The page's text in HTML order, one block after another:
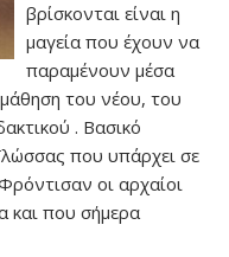
βρίσκονται είναι η
μαγεία που έχουν να
παραμένουν μέσα
του νέου, του
. Βασικό
που υπάρχει σε
οι αρχαίοι
και που σήμερα